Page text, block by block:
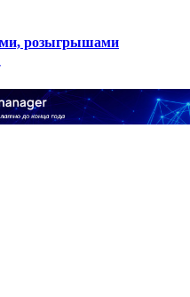
розыгрышами